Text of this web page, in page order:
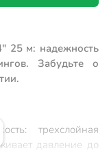
25 м: надежность
Забудьте о
трехслойная
давление до